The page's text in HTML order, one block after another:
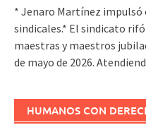
* Jenaro Martínez impulsó
sindicales.* El sindicato
maestras y maestros
de mayo de 2026.
HUMANOS CON